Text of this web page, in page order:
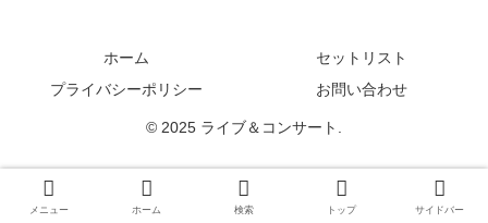
ホーム
セットリスト
プライバシーポリシー
お問い合わせ
© 2025 ライブ＆コンサート.
メニュー ホーム 検索 トップ サイドバー